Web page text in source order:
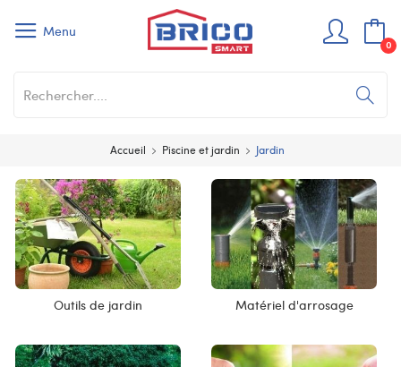
Menu
0
Accueil Piscine et jardin Jardin
Outils de jardin Matériel d'arrosage